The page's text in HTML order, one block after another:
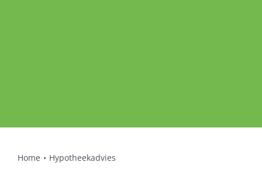
Home Hypotheekadvies